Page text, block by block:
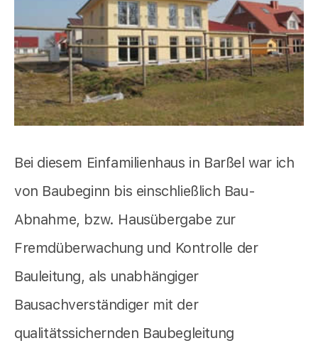
Bei diesem Einfamilienhaus in Barßel war ich
von Baubeginn bis einschließlich Bau-
Abnahme, bzw. Hausübergabe zur
Fremdüberwachung und Kontrolle der
Bauleitung, als unabhängiger
Bausachverständiger mit der
qualitätssichernden Baubegleitung